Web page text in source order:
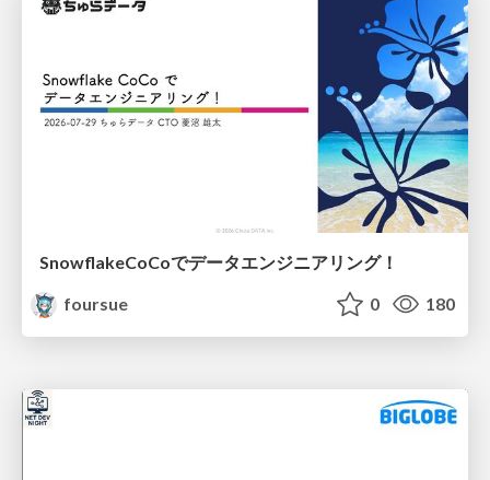
SnowflakeCoCoでデータエンジニアリング！
foursue
0 180